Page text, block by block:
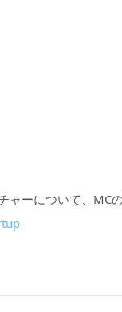
ーについて、